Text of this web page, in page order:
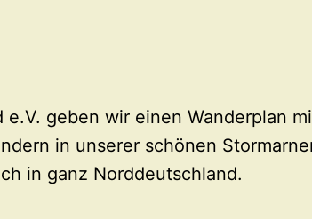
geben wir einen Wanderplan
in unserer schönen
in ganz Norddeutschland.